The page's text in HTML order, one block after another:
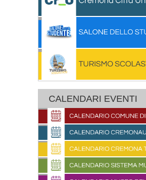
CALENDARI EVENTI